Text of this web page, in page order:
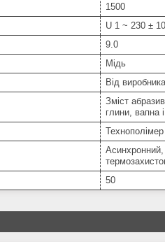
1500
U 1 ~ 230 ±
9.0
Мідь
Від виробника
Зміст
глини, вапна
Технополімер
50